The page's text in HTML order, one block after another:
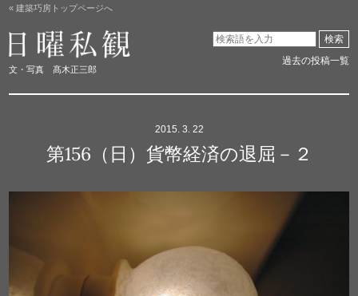
日曜私観
文・写真 髙木正三郎
検索
過去の投稿一覧
« 建築巧房トップページへ
2015. 3. 22
第156（日）貨幣経済の退屈－２